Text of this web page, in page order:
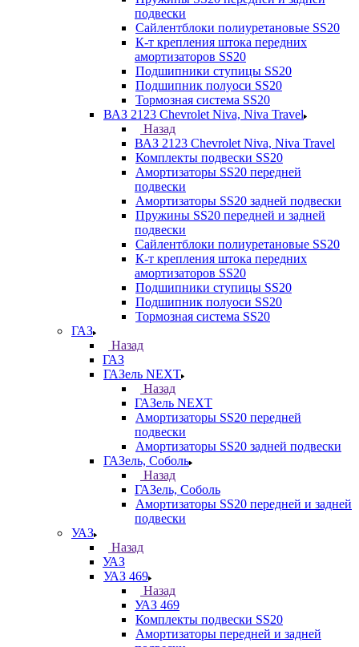
подвески
Сайлентблоки полиуретановые SS20
К-т крепления штока передних
амортизаторов SS20
Подшипники ступицы SS20
Подшипник полуоси SS20
Тормозная система SS20
ВАЗ 2123 Chevrolet Niva, Niva Travel
Назад
ВАЗ 2123 Chevrolet Niva, Niva Travel
Комплекты подвески SS20
Амортизаторы SS20 передней
подвески
Амортизаторы SS20 задней подвески
Пружины SS20 передней и задней
подвески
Сайлентблоки полиуретановые SS20
К-т крепления штока передних
амортизаторов SS20
Подшипники ступицы SS20
Подшипник полуоси SS20
Тормозная система SS20
ГАЗ
Назад
ГАЗ
ГАЗель NEXT
Назад
ГАЗель NEXT
Амортизаторы SS20 передней
подвески
Амортизаторы SS20 задней подвески
ГАЗель, Соболь
Назад
ГАЗель, Соболь
Амортизаторы SS20 передней и задней
подвески
УАЗ
Назад
УАЗ
УАЗ 469
Назад
УАЗ 469
Комплекты подвески SS20
Амортизаторы передней и задней